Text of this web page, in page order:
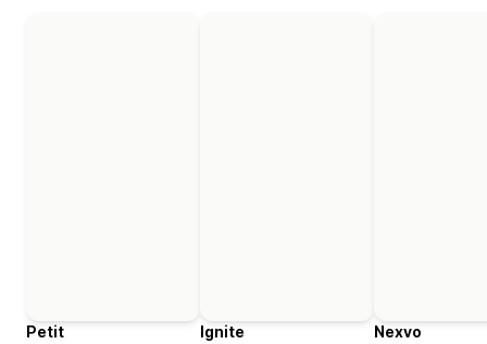
Petit
Ignite
Nexvo